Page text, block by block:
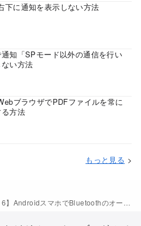
下に通知を表示しない方法
通知「SPモード以外の通信を行い
い方法
ブラウザでPDFファイルを常に
方法
もっと見る >
スマホでBluetoothのオーディオコーデックを選択する方法